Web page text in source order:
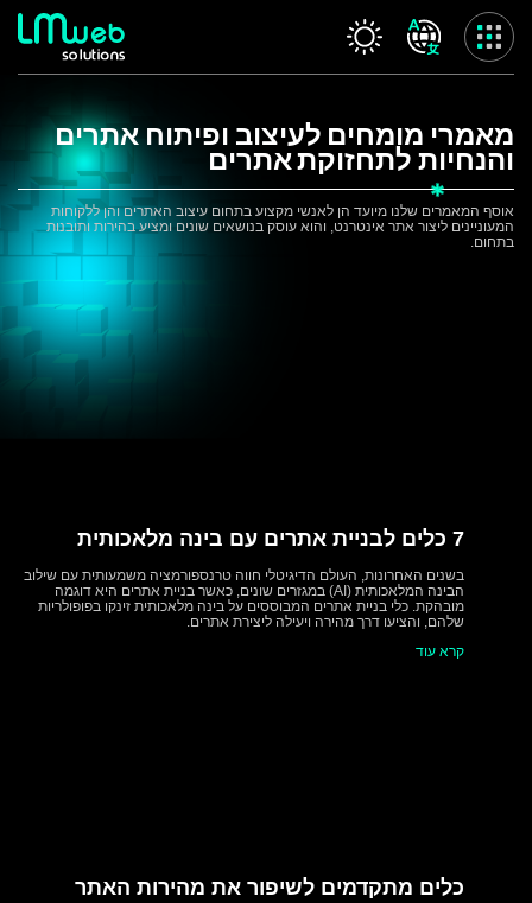
Skip
content
עמוד הבית
אודות החברה
המלצות
הצהרת נגישות
מאמרי מומחים לעיצוב ופיתוח אתרים
והנחיות לתחזוקתאתרים
אוסף המאמרים שלנו מיועד הן לאנשי מקצוע בתחום עיצוב האתרים והן ללקוחות
המעוניינים ליצור אתר אינטרנט, והוא עוסק בנושאים שונים ומציע בהירות ותובנות
בתחום.
7 כלים לבניית אתרים עם בינה מלאכותית
בשנים האחרונות, העולם הדיגיטלי חווה טרנספורמציה משמעותית עם שילוב
הבינה המלאכותית (AI) במגזרים שונים, כאשר בניית אתרים היא דוגמה
מובהקת. כלי בניית אתרים המבוססים על בינה מלאכותית זינקו בפופולריות
שלהם, והציעו דרך מהירה ויעילה ליצירת אתרים.
קרא עוד
כלים מתקדמים לשיפור את מהירות האתר